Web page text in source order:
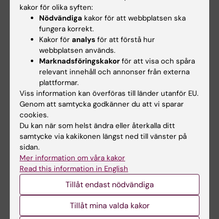
kognitiv reserv och resiliens.
Inga forskare vid Karolinska Institutet
rapporterar intressekonflikter, men
medförfattare Silke Kern har samverkat med
företagen Roche, Geras Solutions,
Optoceutics, Eli Lilly, Biogen och Bioarctic.
Publikation
Biological brain age and resilience in
cognitively unimpaired 70-year-old
individuals
”, Anna Marseglia, Caroline
Dartora, Jessica Samuelsson, Konstantinos
Poulakis, Rosaleena Mohanty, Sara Shams, Olof
Lindberg, Lina Rydén, Therese Rydberg
Sterner, Johan Skoog, Anna Zettergren, Silke
kakor för olika syften:
Nödvändiga kakor för att webbplatsen ska
fungera korrekt.
Kakor för analys för att förstå hur
webbplatsen används.
Marknadsföringskakor för att visa och spåra
relevant innehåll och annonser från externa
plattformar.
Viss information kan överföras till länder utanför EU.
Genom att samtycka godkänner du att vi sparar
cookies.
Du kan när som helst ändra eller återkalla ditt
samtycke via kakikonen längst ned till vänster på
sidan.
Mer information om våra kakor
Read this information in English
Tillåt endast nödvändiga
Tillåt mina valda kakor